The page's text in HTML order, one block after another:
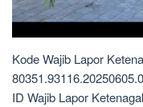
Kode Wajib Lapor
ID Wajib Lapor